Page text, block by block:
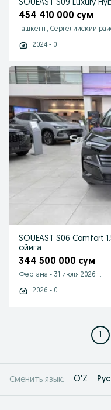
SOUEAST S09 Luxury
454 410 000 сум
Ташкент, Сергелийский
2024 - 0
SOUEAST S06 Comfort
ойига
344 500 000 сум
Фергана - 31 июля 2026 г.
2026 - 0
1
Сменить язык: O'Z Рус